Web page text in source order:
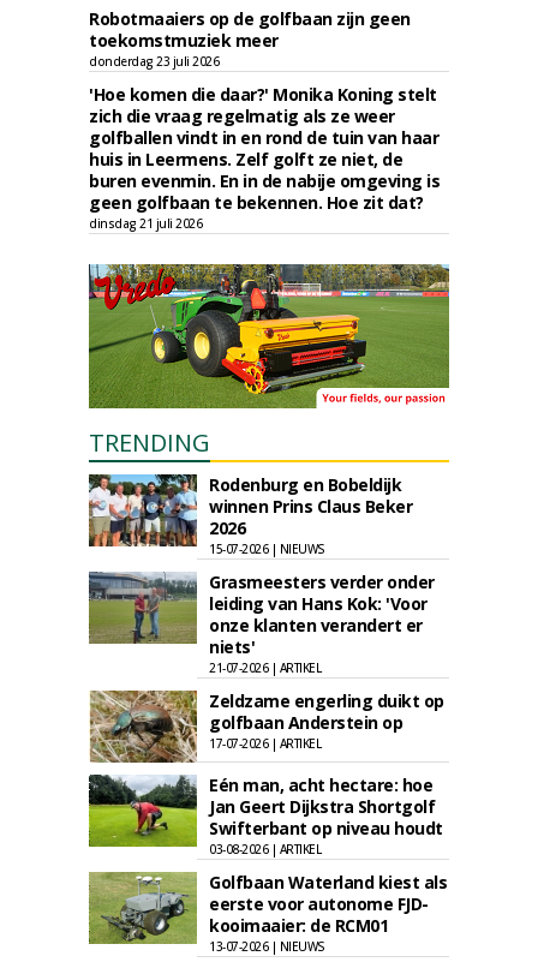
Robotmaaiers op de golfbaan zijn geen
toekomstmuziek meer
donderdag 23 juli 2026
'Hoe komen die daar?' Monika Koning stelt
zich die vraag regelmatig als ze weer
golfballen vindt in en rond de tuin van haar
huis in Leermens. Zelf golft ze niet, de
buren evenmin. En in de nabije omgeving is
geen golfbaan te bekennen. Hoe zit dat?
dinsdag 21 juli 2026
TRENDING
Rodenburg en Bobeldijk
winnen Prins Claus Beker
2026
15-07-2026 | NIEUWS
Grasmeesters verder onder
leiding van Hans Kok: 'Voor
onze klanten verandert er
niets'
21-07-2026 | ARTIKEL
Zeldzame engerling duikt op
golfbaan Anderstein op
17-07-2026 | ARTIKEL
Eén man, acht hectare: hoe
Jan Geert Dijkstra Shortgolf
Swifterbant op niveau houdt
03-08-2026 | ARTIKEL
Golfbaan Waterland kiest als
eerste voor autonome FJD-
kooimaaier: de RCM01
13-07-2026 | NIEUWS